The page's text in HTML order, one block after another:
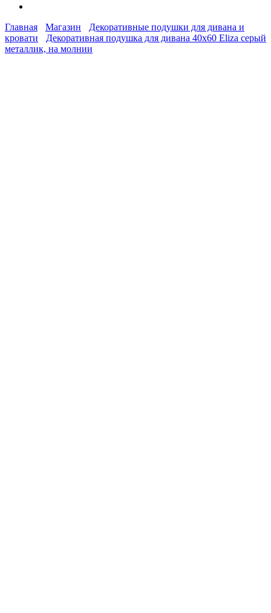
Главная Магазин
Декоративные подушки для дивана и
кровати
Декоративная подушка для дивана 40х60 Eliza серый
металлик, на молнии